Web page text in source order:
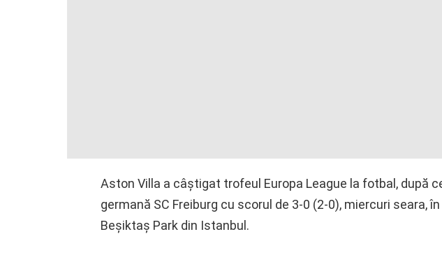
Aston Villa a câștigat trofeul Europa League la fotbal, după
germană SC Freiburg cu scorul de 3-0 (2-0), miercuri seara,
Beșiktaș Park din Istanbul.